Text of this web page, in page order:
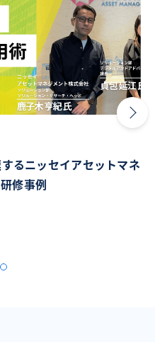
るニッセイアセットマネ
修事例